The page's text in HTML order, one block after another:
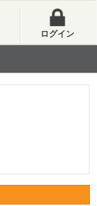
ログイン